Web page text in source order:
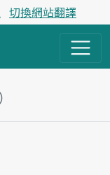
切換網站翻譯